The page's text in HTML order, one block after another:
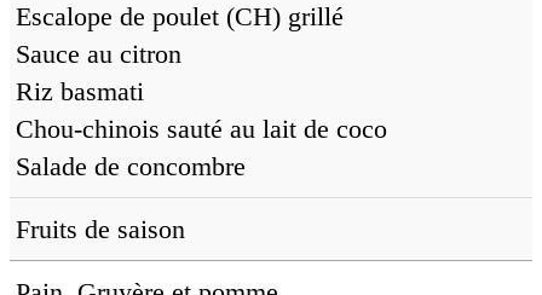
Escalope de poulet (CH) grillé
Sauce au citron
Riz basmati
Chou-chinois sauté au lait de coco
Salade de concombre
Fruits de saison